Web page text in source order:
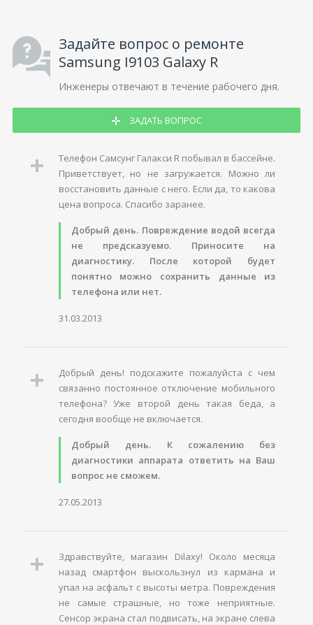
Задайте вопрос о ремонте
Samsung I9103 Galaxy R
Инженеры отвечают в течение рабочего дня.
ЗАДАТЬ ВОПРОС
Телефон Самсунг Галакси R побывал в бассейне.
Приветствует, но не загружается. Можно ли
восстановить данные с него. Если да, то какова
цена вопроса. Спасибо заранее.
Добрый день. Повреждение водой всегда
не предсказуемо. Приносите на
диагностику. После которой будет
понятно можно сохранить данные из
телефона или нет.
31.03.2013
Добрый день! подскажите пожалуйста с чем
связанно постоянное отключение мобильного
телефона? Уже второй день такая беда, а
сегодня вообще не включается.
Добрый день. К сожалению без
диагностики аппарата ответить на Ваш
вопрос не сможем.
27.05.2013
Здравствуйте, магазин Dilaxy! Около месяца
назад смартфон выскользнул из кармана и
упал на асфальт с высоты метра. Повреждения
не самые страшные, но тоже неприятные.
Сенсор экрана стал подвисать, на экране слева